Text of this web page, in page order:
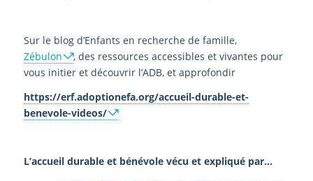
Sur le blog d’Enfants en recherche de famille,
Zébulon
, des ressources accessibles et vivantes pour
vous initier et découvrir l’ADB, et approfondir
https://erf.adoptionefa.org/accueil-durable-et-
benevole-videos/
L’accueil durable et bénévole vécu et expliqué par…